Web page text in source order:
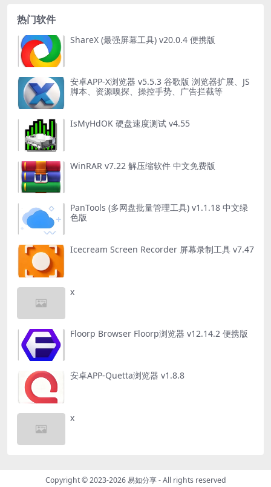
热门软件
ShareX (最强屏幕工具) v20.0.4 便携版
安卓APP-X浏览器 v5.5.3 谷歌版 浏览器扩展、JS
脚本、资源嗅探、操控手势、广告拦截等
IsMyHdOK 硬盘速度测试 v4.55
WinRAR v7.22 解压缩软件 中文免费版
PanTools (多网盘批量管理工具) v1.1.18 中文绿
色版
Icecream Screen Recorder 屏幕录制工具 v7.47
x
Floorp Browser Floorp浏览器 v12.14.2 便携版
安卓APP-Quetta浏览器 v1.8.8
x
Copyright © 2023-2026易如分享- All rights reserved